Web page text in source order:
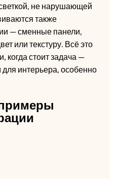
не нарушающей
также
— сменные панели,
или текстуру. Всё это
когда стоит задача —
интерьера, особенно